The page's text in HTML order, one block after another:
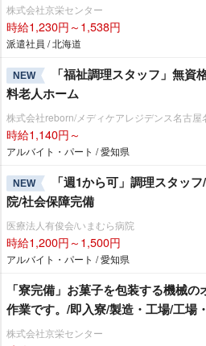
株式会社京栄センター
時給1,230円～1,538円
派遣社員 / 北海道
NEW
「福祉調理スタッフ」無
料老人ホーム
株式会社reborn/メディケアレジデンス名古屋
時給1,140円～
アルバイト・パート / 愛知県
NEW
「週1から可」調理スタッ
院/社会保障完備
医療法人有俊会/いまむら病院
時給1,200円～1,500円
アルバイト・パート / 愛知県
「寮完備」お菓子を包装する機械
作業です。/即入寮/製造・工場/工場
株式会社京栄センター